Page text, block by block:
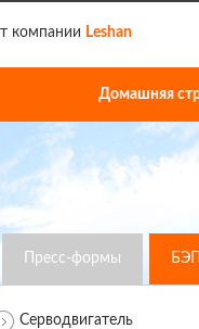
компании Leshan
Домашняя
Пресс-формы
Серводвигатель